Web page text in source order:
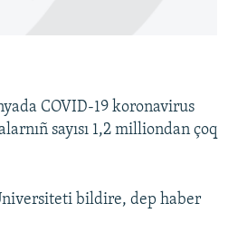
COVID-19 koronavirus
sayısı 1,2 milliondan çoq
bildire, dep haber